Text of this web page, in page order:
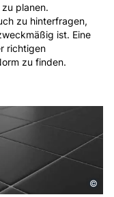
planen.
zu hinterfragen,
ist. Eine
richtigen
zu finden.
©